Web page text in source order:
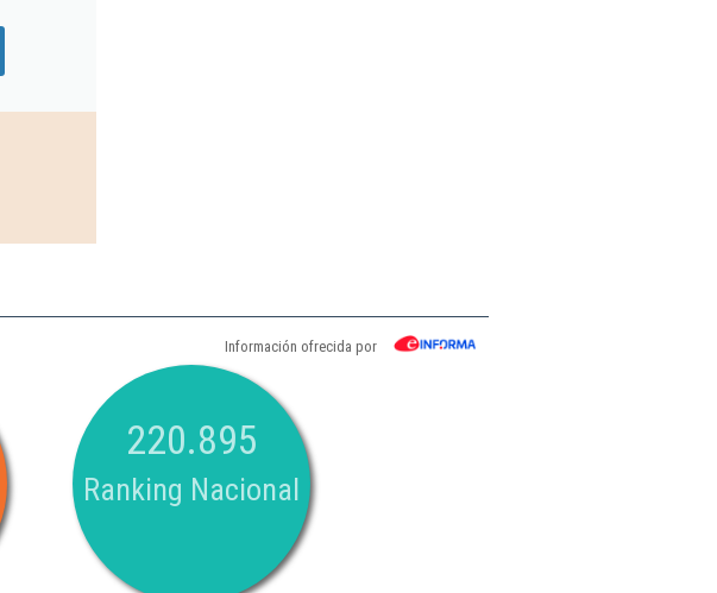
Información ofrecida por
220.895
Ranking Nacional